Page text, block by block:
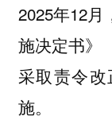
2025年12
施决定书》
采取责令
施。